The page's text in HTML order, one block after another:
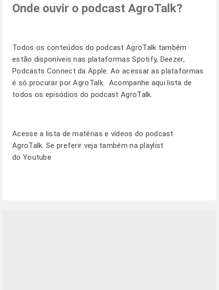
Onde ouvir o podcast AgroTalk?
Todos os conteúdos do podcast AgroTalk também
estão disponíveis nas plataformas Spotify, Deezer,
Podcasts Connect da Apple. Ao acessar as plataformas
é só procurar por AgroTalk. Acompanhe aqui lista de
todos os episódios do podcast AgroTalk.
Acesse a lista de matérias e vídeos do podcast
AgroTalk. Se preferir veja também naplaylist
do Youtube